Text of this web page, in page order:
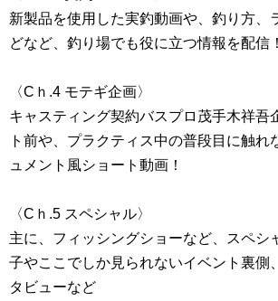
新製品を使用した実釣動画や、釣り方、
どなど、釣り場でも役に立つ情報を配信！
〈Cｈ.4 モテギ企画〉
キャスティング契約バスプロ茂手木祥吾
ト前や、プラクティス中の普段目に触れ
ュメント風ショート動画！
〈Cｈ.5 スペシャル〉
主に、フィッシングショーなど、スペシ
子やここでしか見られないイベント裏側
タビューなど